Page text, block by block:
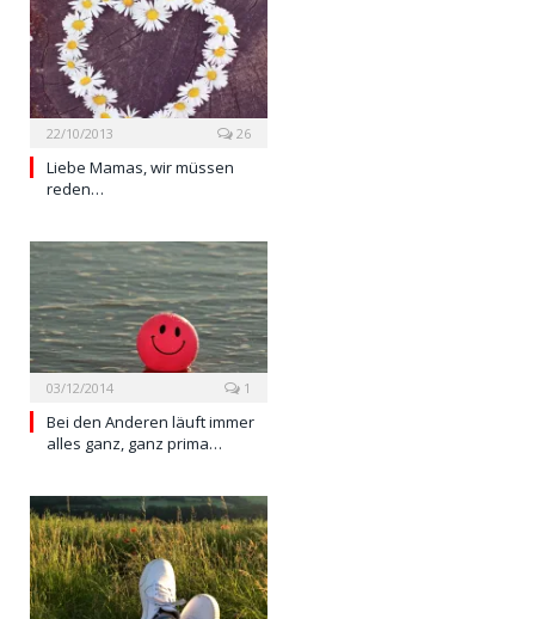
22/10/2013 26
Liebe Mamas, wir müssen
reden…
03/12/2014 1
Bei den Anderen läuft immer
alles ganz, ganz prima…